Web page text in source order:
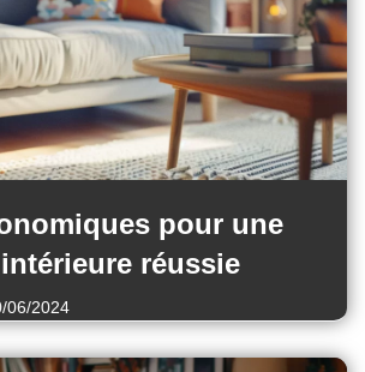
pour une
réussie
06/2024